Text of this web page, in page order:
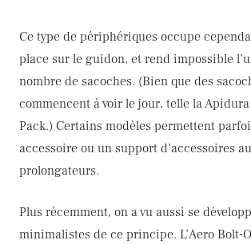
Ce type de périphériques occupe
place sur le guidon, et rend impossible
nombre de sacoches. (Bien que des
commencent à voir le jour, telle la
Pack.) Certains modèles permettent
accessoire ou un support d’accessoires
prolongateurs.
Plus récemment, on a vu aussi se
minimalistes de ce principe. L’Aero Bolt-